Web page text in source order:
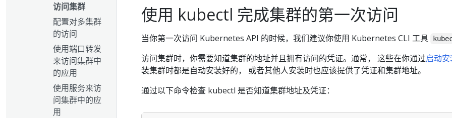
访问集群
配置对多集群
的访问
使用端口转发
来访问集群中
的应用
使用服务来访
问集群中的应
用
使用 kubectl 完成集群的第一次访问
当你第一次访问 Kubernetes API 的时候，我们建议你使用 Kubernetes CLI 工具
访问集群时，你需要知道集群的地址并且拥有访问的凭证。通常， 这些在你通过启动
装集群时都是自动安装好的， 或者其他人安装时也应该提供了凭证和集群地址。
通过以下命令检查 kubectl 是否知道集群地址及凭证：